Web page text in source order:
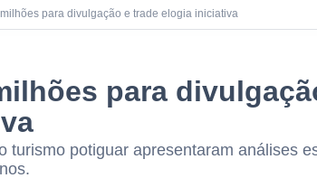
para divulgação e trade elogia iniciativa
para
turismo potiguar apresentaram análises